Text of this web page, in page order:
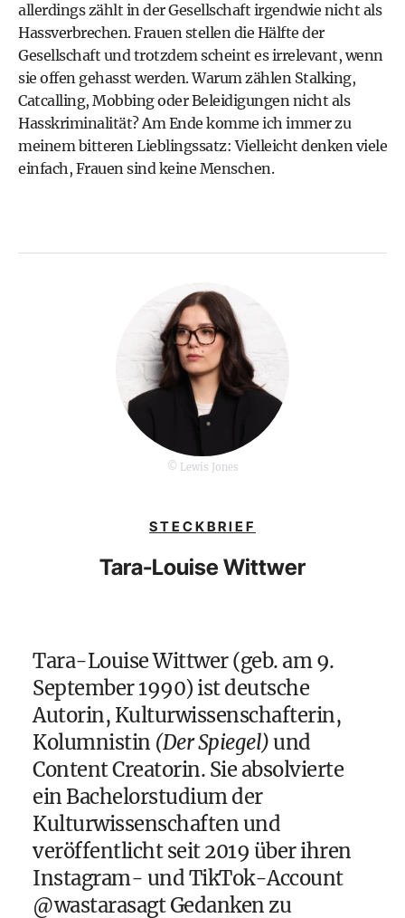
allerdings zählt in der Gesellschaft irgendwie nicht als
Hassverbrechen. Frauen stellen die Hälfte der
Gesellschaft und trotzdem scheint es irrelevant, wenn
sie offen gehasst werden. Warum zählen Stalking,
Catcalling, Mobbing oder Beleidigungen nicht als
Hasskriminalität? Am Ende komme ich immer zu
meinem bitteren Lieblingssatz: Vielleicht denken viele
einfach, Frauen sind keine Menschen.
© Lewis Jones
STECKBRIEF
Tara-Louise Wittwer
Tara-Louise Wittwer (geb. am 9.
September 1990) ist deutsche
Autorin, Kulturwissenschafterin,
Kolumnistin (Der Spiegel)und
Content Creatorin. Sie absolvierte
ein Bachelorstudium der
Kulturwissenschaften und
veröffentlicht seit 2019 über ihren
Instagram- und TikTok-Account
@wastarasagtGedanken zu